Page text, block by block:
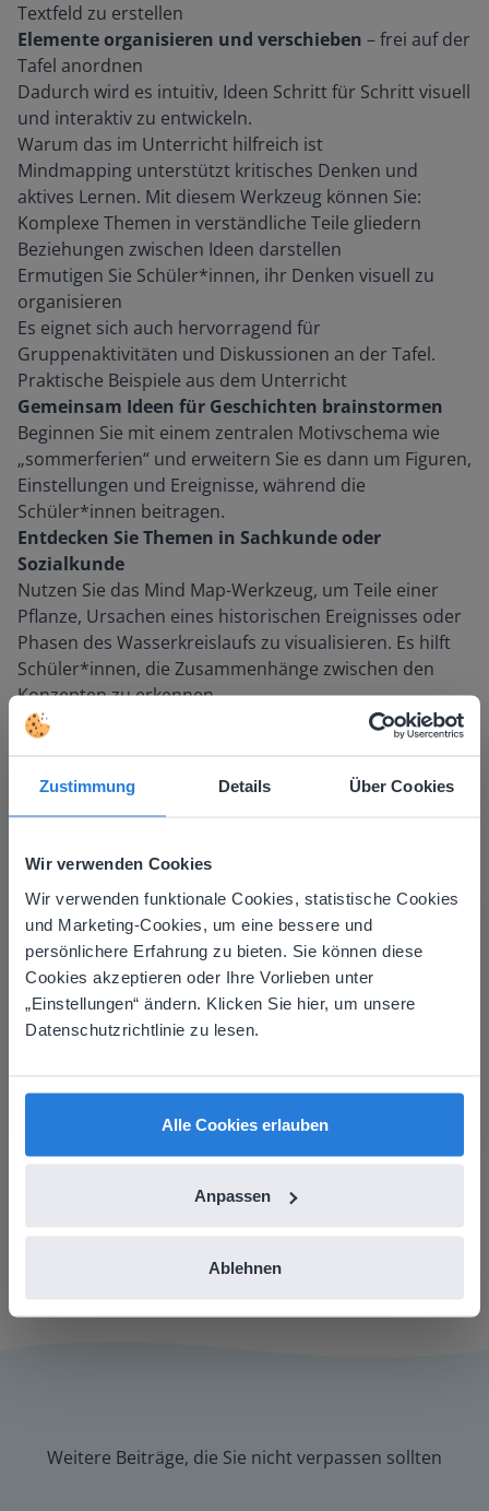
Zustimmung Details Über Cookies
Wir verwenden Cookies
Wir verwenden funktionale Cookies, statistische Cookies
und Marketing-Cookies, um eine bessere und
persönlichere Erfahrung zu bieten. Sie können diese
Cookies akzeptieren oder Ihre Vorlieben unter
„Einstellungen“ ändern. Klicken Sie hier, um unsere
Datenschutzrichtlinie zu lesen.
Alle Cookies erlauben
Anpassen
Ablehnen
Textfeld zu erstellen
Elemente organisieren und verschieben – frei auf der
Tafel anordnen
Dadurch wird es intuitiv, Ideen Schritt für Schritt visuell
und interaktiv zu entwickeln.
Warum das im Unterricht hilfreich ist
Mindmapping unterstützt kritisches Denken und
aktives Lernen. Mit diesem Werkzeug können Sie:
Komplexe Themen in verständliche Teile gliedern
Beziehungen zwischen Ideen darstellen
Ermutigen Sie Schüler*innen, ihr Denken visuell zu
organisieren
Es eignet sich auch hervorragend für
Gruppenaktivitäten und Diskussionen an der Tafel.
Praktische Beispiele aus dem Unterricht
Gemeinsam Ideen für Geschichten brainstormen
Beginnen Sie mit einem zentralen Motivschema wie
„sommerferien“ und erweitern Sie es dann um Figuren,
Einstellungen und Ereignisse, während die
Schüler*innen beitragen.
Entdecken Sie Themen in Sachkunde oder
Sozialkunde
Nutzen Sie das Mind Map-Werkzeug, um Teile einer
Pflanze, Ursachen eines historischen Ereignisses oder
Phasen des Wasserkreislaufs zu visualisieren. Es hilft
Schüler*innen, die Zusammenhänge zwischen den
Konzepten zu erkennen.
Entwickelt für das Interaktives Tafel
Das Mind Map Werkzeug ist für die Nutzung an der
touchfreundlich, fördert die Zusammenarbeit und hilft,
Lernen visuell und einbindend zu gestalten.
Über den Autor Michael Lambarena
Michael ist ein Sprachbegeisterter,
dessen Lieblingsinhalte von Gynzy
Buchstabenbildung und Übungen
zur Handschrift umfassen. Lustige
Rechtschreibwettbewerb mit dem
Weitere Beiträge, die Sie nicht verpassen sollten
This website doesn't match
your location
Based on your location, we think you might
prefer to visit our English website. There you'll
English
Deutsch